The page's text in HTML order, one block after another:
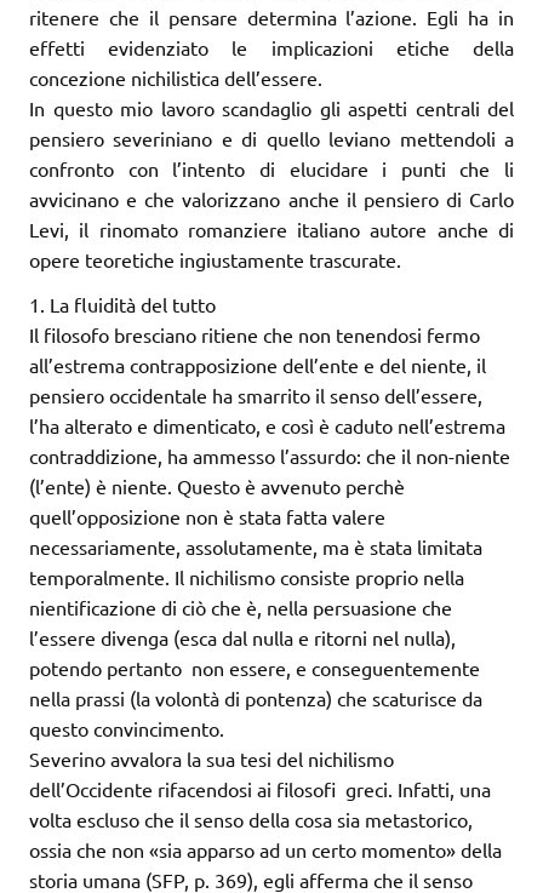
ritenere che il pensare determina l’azione. Egli ha in
effetti evidenziato le implicazioni etiche della
concezione nichilistica dell’essere.
In questo mio lavoro scandaglio gli aspetti centrali del
pensiero severiniano e di quello leviano mettendoli a
confronto con l’intento di elucidare i punti che li
avvicinano e che valorizzano anche il pensiero di Carlo
Levi, il rinomato romanziere italiano autore anche di
opere teoretiche ingiustamente trascurate.
1. La fluidità del tutto
Il filosofo bresciano ritiene che non tenendosi fermo
all’estrema contrapposizione dell’ente e del niente, il
pensiero occidentale ha smarrito il senso dell’essere,
l’ha alterato e dimenticato, e così è caduto nell’estrema
contraddizione, ha ammesso l’assurdo: che il non-niente
(l’ente) è niente. Questo è avvenuto perchè
quell’opposizione non è stata fatta valere
necessariamente, assolutamente, ma è stata limitata
temporalmente. Il nichilismo consiste proprio nella
nientificazione di ciò che è, nella persuasione che
l’essere divenga (esca dal nulla e ritorni nel nulla),
potendo pertanto non essere, e conseguentemente
nella prassi (la volontà di pontenza) che scaturisce da
questo convincimento.
Severino avvalora la sua tesi del nichilismo
dell’Occidente rifacendosi ai filosofi greci. Infatti, una
volta escluso che il senso della cosa sia metastorico,
ossia che non «sia apparso ad un certo momento» della
storia umana (SFP, p. 369), egli afferma che il senso